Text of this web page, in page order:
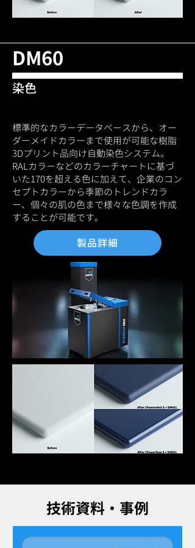
DM60
​染色
標準的なカラーデータベースから、オー
ダーメイドカラーまで使用が可能な樹脂
3Dプリント品向け自動染色システム。
RALカラーなどのカラーチャートに基づ
いた170を超える色に加えて、企業のコン
セプトカラーから季節のトレンドカラ
ー、個々の肌の色まで様々な色調を作成
することが可能です。
製品詳細
​技術資料・事例